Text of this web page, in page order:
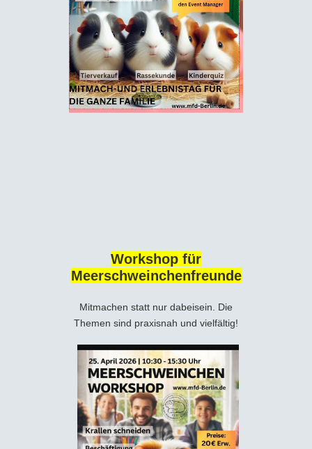
Workshop für
Meerschweinchenfreunde
Mitmachen statt nur dabeisein. Die
Themen sind praxisnah und vielfältig!